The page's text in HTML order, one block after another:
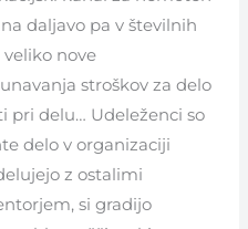
daljavo pa v številnih
nove
stroškov za delo
pri delu… Udeleženci so
delo v organizaciji
z ostalimi
si gradijo